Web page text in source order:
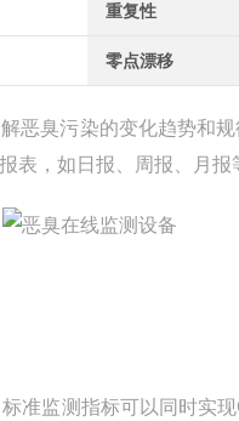
重复性
零点漂移
恶臭污染的变化趋势和
，如日报、周报、月报
准监测指标可以同时实